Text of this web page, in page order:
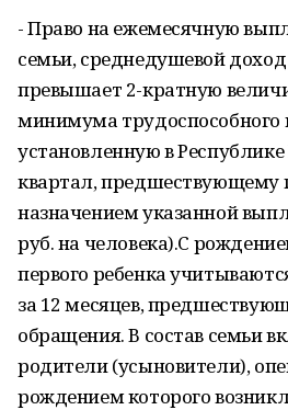
- Право на ежемесячную
семьи, среднедушевой
превышает 2-кратную
минимума трудоспособного
установленную в
квартал, предшествующему
назначением указанной
руб. на человека).С
первого ребенка
за 12 месяцев,
обращения. В состав семьи
родители (усыновители),
рождением которого